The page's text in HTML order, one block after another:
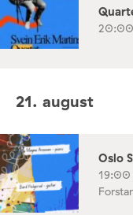
21. august
Oslo